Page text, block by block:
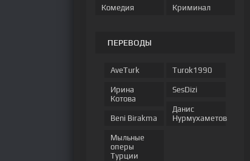
Комедия Криминал
ПЕРЕВОДЫ
AveTurk
Ирина
Котова
Beni Birakma
Мыльные
оперы
Турции
Turok1990
SesDizi
Данис
Нурмухаметов